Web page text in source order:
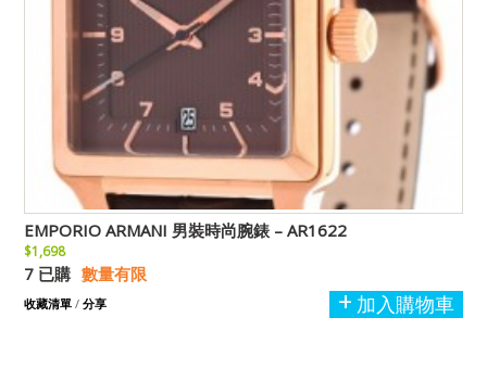
EMPORIO ARMANI 男裝時尚腕錶 – AR1622
$1,698
7 已購 數量有限
加入購物車
收藏清單 / 分享